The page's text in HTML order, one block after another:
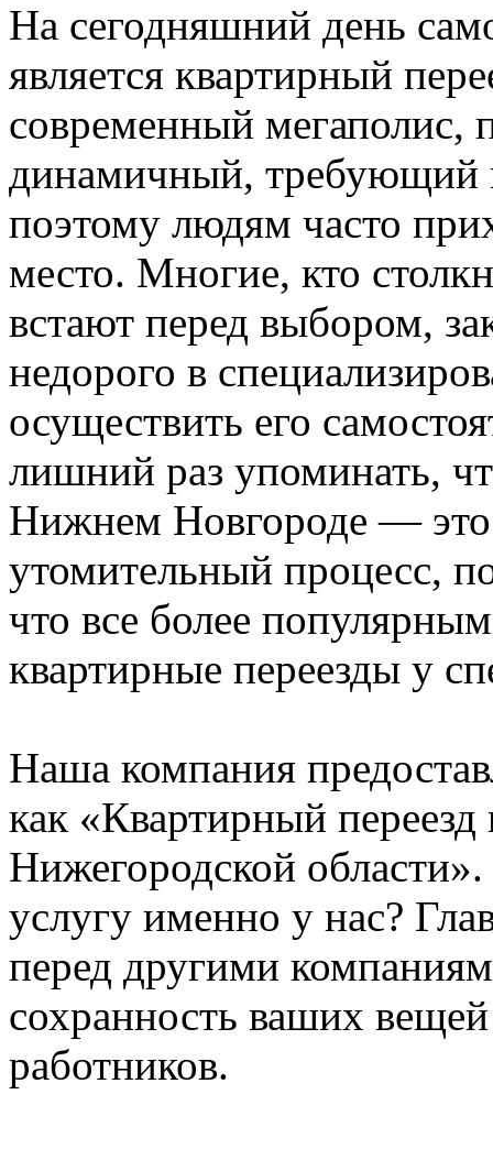
На сегодняшний день
является квартирный
современный
динамичный, требующий
поэтому людям часто
место. Многие, кто
встают перед выбором,
недорого в
осуществить его
лишний раз упоминать,
Нижнем Новгороде —
утомительный процесс,
что все более
квартирные переезды у
Наша компания
как «Квартирный
Нижегородской области».
услугу именно у нас?
перед другими
сохранность ваших
работников.